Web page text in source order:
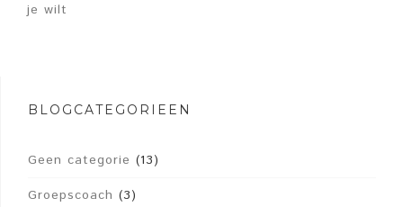
je wilt
BLOGCATEGORIEËN
Geen categorie (13)
Groepscoach (3)